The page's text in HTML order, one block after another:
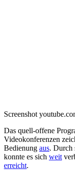
Screenshot
Das quell-offene
Videokonferenzen
Bedienung aus. Durch
konnte es sich weit
erreicht.